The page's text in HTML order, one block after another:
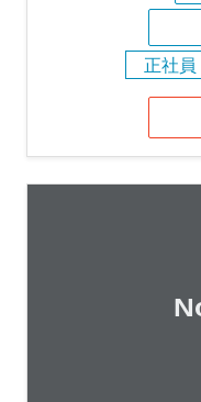
正社員